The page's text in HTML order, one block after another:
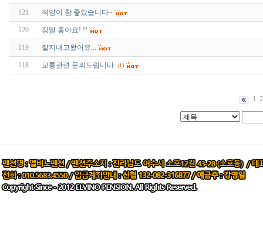
121 석양이 참 좋았습니다~
120 정말 좋아요! !!
119 잘지내고왔어요...
118 교통관련 문의드립니다. (1)
1 2